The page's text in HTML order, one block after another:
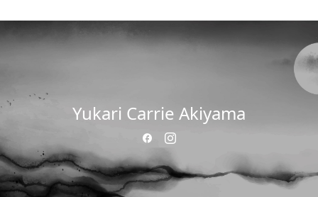
Yukari Carrie Akiyama